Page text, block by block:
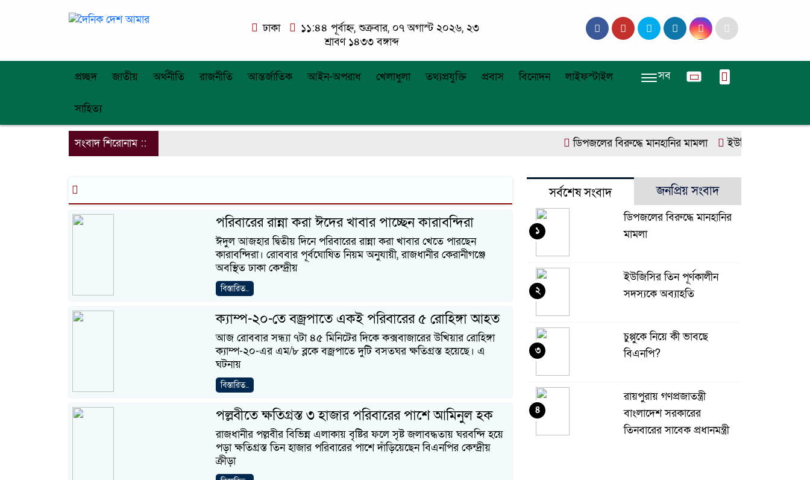
ঢাকা
১১:৪৪ পূর্বাহ্ন, শুক্রবার, ০৭ অগাস্ট ২০২৬, ২৩
শ্রাবণ ১৪৩৩ বঙ্গাব্দ
প্রচ্ছদ জাতীয় অর্থনীতি রাজনীতি আন্তর্জাতিক আইন-অপরাধ খেলাধুলা তথ্যপ্রযুক্তি প্রবাস বিনোদন লাইফস্টাইল
সাহিত্য
সব
সংবাদ শিরোনাম :: ডিপজলের বিরুদ্ধে মানহানির মামলা ইউজিসির তিন
পরিবারের রান্না করা ঈদের খাবার পাচ্ছেন কারাবন্দিরা
ঈদুল আজহার দ্বিতীয় দিনে পরিবারের রান্না করা খাবার খেতে পারছেন
কারাবন্দিরা। রোববার পূর্বঘোষিত নিয়ম অনুযায়ী, রাজধানীর কেরানীগঞ্জে
অবস্থিত ঢাকা কেন্দ্রীয়
বিস্তারিত..
ক্যাম্প-২০-তে বজ্রপাতে একই পরিবারের ৫ রোহিঙ্গা আহত
আজ রোববার সন্ধ্যা ৭টা ৪৫ মিনিটের দিকে কক্সবাজারের উখিয়ার রোহিঙ্গা
ক্যাম্প-২০-এর এম/৮ ব্লকে বজ্রপাতে দুটি বসতঘর ক্ষতিগ্রস্ত হয়েছে। এ
ঘটনায়
বিস্তারিত..
পল্লবীতে ক্ষতিগ্রস্ত ৩ হাজার পরিবারের পাশে আমিনুল হক
রাজধানীর পল্লবীর বিভিন্ন এলাকায় বৃষ্টির ফলে সৃষ্ট জলাবদ্ধতায় ঘরবন্দি হয়ে
পড়া ক্ষতিগ্রস্ত তিন হাজার পরিবারের পাশে দাঁড়িয়েছেন বিএনপির কেন্দ্রীয়
ক্রীড়া
সর্বশেষ সংবাদ জনপ্রিয় সংবাদ
ডিপজলের বিরুদ্ধে মানহানির
মামলা
১
ইউজিসির তিন পূর্ণকালীন
সদস্যকে অব্যাহতি
২
চুপ্পুকে নিয়ে কী ভাবছে
বিএনপি?
৩
রায়পুরায় গণপ্রজাতন্ত্রী
বাংলাদেশ সরকারের
তিনবারের সাবেক প্রধানমন্ত্রী
৪